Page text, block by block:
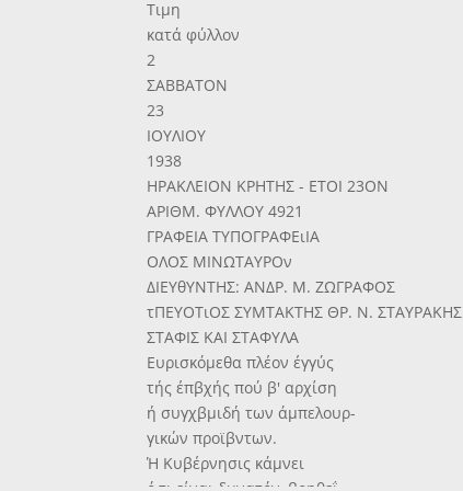
Τιμη
κατά φύλλον
2
ΣΑΒΒΑΤΟΝ
23
ΙΟΥΛΙΟΥ
1938
ΗΡΑΚΛΕΙΟΝ ΚΡΗΤΗΣ - ΕΤΟΙ 23ΟΝ
ΑΡΙΘΜ. ΦΥΛΛΟΥ 4921
ΓΡΑΦΕΙΑ ΤΥΠΟΓΡΑΦΕιΙΑ
ΟΛΟΣ ΜΙΝΩΤΑΥΡΟν
ΔΙΕΥθΥΝΤΗΣ: ΑΝΔΡ. Μ. ΖΩΓΡΑΦΟΣ
τΠΕΥΟΤιΟΣ ΣΥΜΤΑΚΤΗΣ ΘΡ. Ν. ΣΤΑΥΡΑΚΗΣ
ΣΤΑΦΙΣ ΚΑΙ ΣΤΑΦΥΛΑ
Ευρισκόμεθα πλέον έγγύς
τής έπβχής πού β' αρχίση
ή συγχβμιδή των άμπελουρ-
γικών προϊβντων.
Ή Κυβέρνησις κάμνει